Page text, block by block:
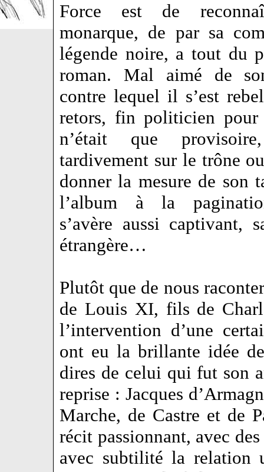
Force est de
monarque, de par sa
légende noire, a tout du
roman. Mal aimé de
contre lequel il s’est
retors, fin politicien
n’était que
tardivement sur le trône
donner la mesure de son
l’album à la
s’avère aussi captivant,
étrangère…
Plutôt que de nous
de Louis XI, fils de
l’intervention d’une
ont eu la brillante idée
dires de celui qui fut son
reprise : Jacques
Marche, de Castre et de
récit passionnant, avec
avec subtilité la relation